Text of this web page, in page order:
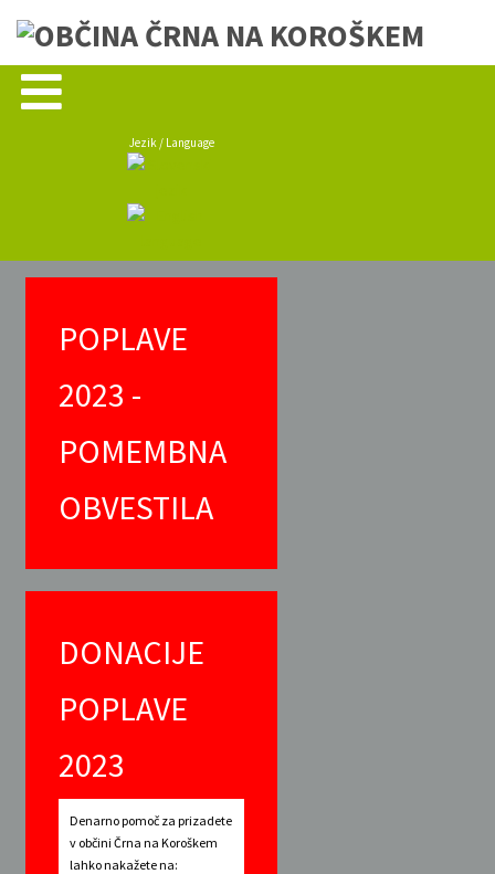
Jezik / Language
POPLAVE
2023 -
POMEMBNA
OBVESTILA
DONACIJE
POPLAVE
2023
Denarno pomoč za prizadete
v občini Črna na Koroškem
lahko nakažete na: